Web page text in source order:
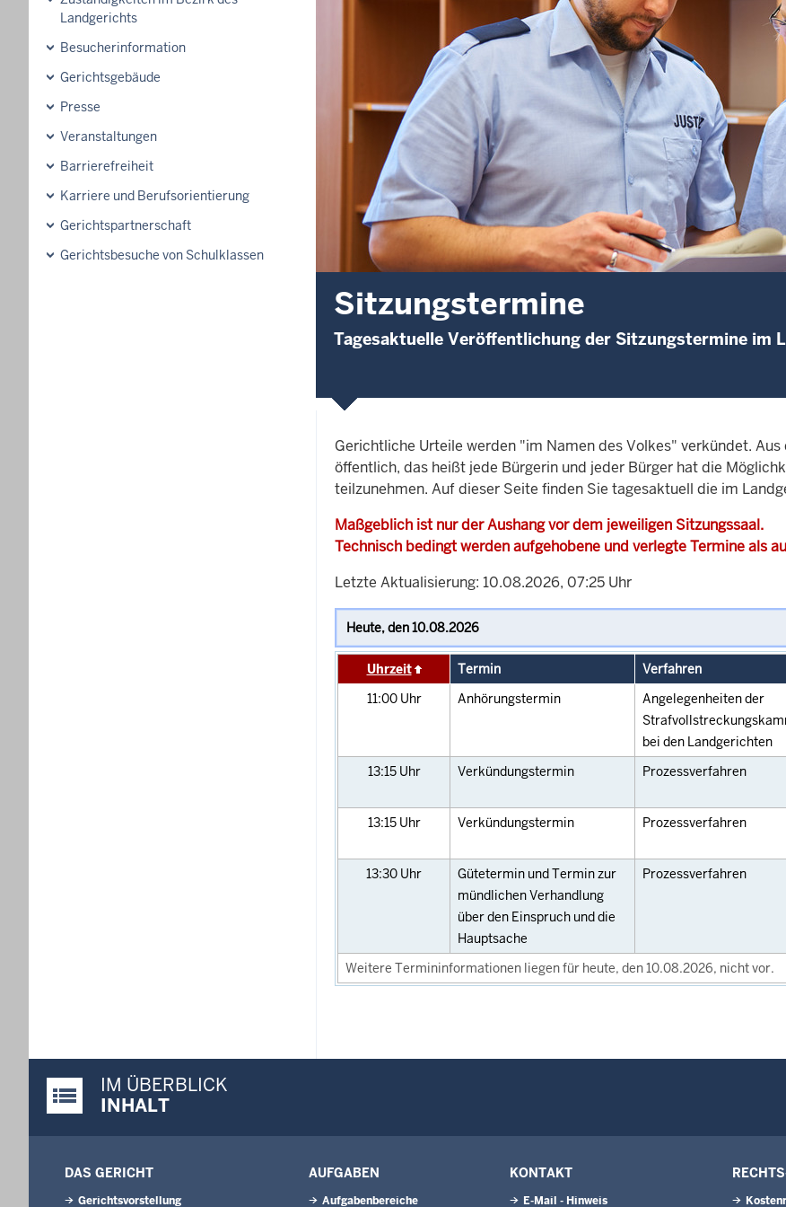
Landgerichts
Besucherinformation
Gerichtsgebäude
Presse
Veranstaltungen
Barrierefreiheit
Karriere und Berufsorientierung
Gerichtspartnerschaft
Gerichtsbesuche von Schulklassen
Sitzungstermine
Tagesaktuelle Veröffentlichung der Sitzungstermine im
Gerichtliche Urteile werden "im Namen des Volkes" verkündet.
öffentlich, das heißt jede Bürgerin und jeder Bürger hat die
teilzunehmen. Auf dieser Seite finden Sie tagesaktuell die im
Maßgeblich ist nur der Aushang vor dem jeweiligen Sitzungssaal.
Technisch bedingt werden aufgehobene und verlegte Termine als
Letzte Aktualisierung: 10.08.2026, 07:25 Uhr
Uhrzeit Termin Verfahren
11:00 Uhr Anhörungstermin
Angelegenheiten der
bei den Landgerichten
13:15 Uhr Verkündungstermin Prozessverfahren
13:15 Uhr Verkündungstermin Prozessverfahren
13:30 Uhr
Gütetermin und Termin zur
mündlichen Verhandlung
über den Einspruch und die
Hauptsache
Prozessverfahren
Weitere Termininformationen liegen für heute, den 10.08.2026, nicht vor.
Justiz-Portal im Überblick:
IM ÜBERBLICK
INHALT
DAS GERICHT
Gerichtsvorstellung
AUFGABEN
Aufgabenbereiche
KONTAKT
E-Mail - Hinweis